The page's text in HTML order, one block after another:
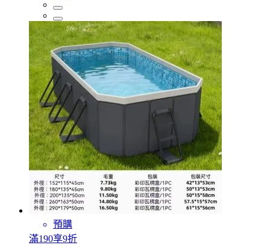
預購
滿190享9折